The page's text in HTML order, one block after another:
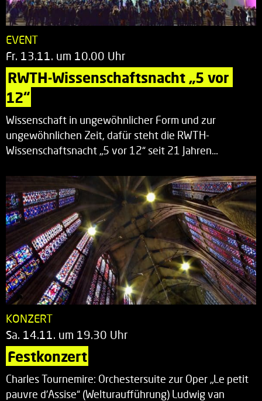
EVENT
Fr. 13.11. um 10.00 Uhr
RWTH-Wissenschaftsnacht „5 vor
12“
Wissenschaft in ungewöhnlicher Form und zur
ungewöhnlichen Zeit, dafür steht die RWTH-
Wissenschaftsnacht „5 vor 12“ seit 21 Jahren…
KONZERT
Sa. 14.11. um 19.30 Uhr
Festkonzert
Charles Tournemire: Orchestersuite zur Oper „Le petit
pauvre d’Assise“ (Welturaufführung) Ludwig van